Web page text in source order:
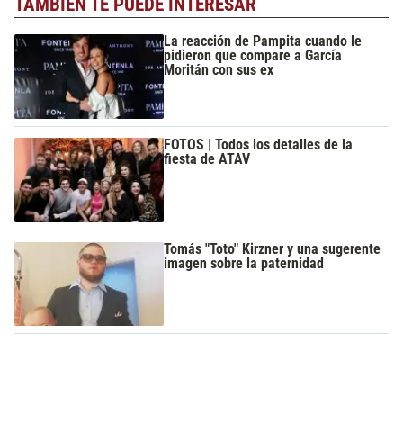
La reacción de Pampita cuando le
pidieron que compare a García
Moritán con sus ex
FOTOS | Todos los detalles de la
fiesta de ATAV
Tomás "Toto" Kirzner y una sugerente
imagen sobre la paternidad